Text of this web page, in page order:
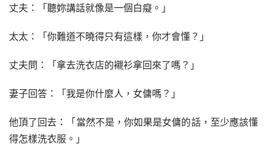
丈夫：「聽妳講話就像是一個白癡。」
太太：「你難道不曉得只有這樣，你才會懂？」
丈夫問：「拿去洗衣店的襯衫拿回來了嗎？」
妻子回答：「我是你什麼人，女傭嗎？」
他頂了回去：「當然不是，你如果是女傭的話，至少應該懂
得怎樣洗衣服。」